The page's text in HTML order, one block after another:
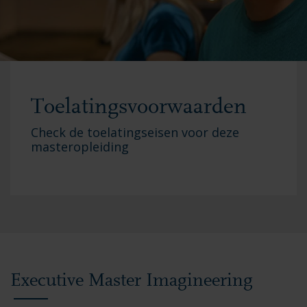
Toelatingsvoorwaarden
Check de toelatingseisen voor deze
masteropleiding
Executive Master Imagineering